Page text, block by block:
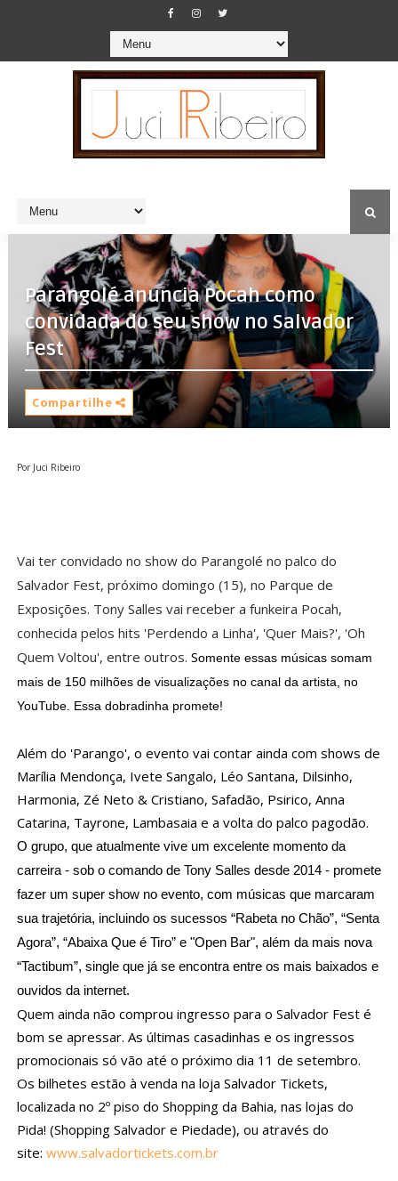
Parangolé anuncia Pocah como
convidada do seu show no Salvador
Fest
Compartilhe
Por Juci Ribeiro
Vai ter convidado no show do Parangolé no palco do
Salvador Fest, próximo domingo (15), no Parque de
Exposições. Tony Salles vai receber a funkeira Pocah,
conhecida pelos hits 'Perdendo a Linha', 'Quer Mais?', 'Oh
Quem Voltou', entre outros. Somente essas músicas somam
mais de 150 milhões de visualizações no canal da artista, no
YouTube. Essa dobradinha promete!
Além do 'Parango', o evento vai contar ainda com shows de
Marília Mendonça, Ivete Sangalo, Léo Santana, Dilsinho,
Harmonia, Zé Neto & Cristiano, Safadão, Psirico, Anna
Catarina, Tayrone, Lambasaia e a volta do palco pagodão.
O grupo, que atualmente vive um excelente momento da
carreira - sob o comando de Tony Salles desde 2014 - promete
fazer um super show no evento, com músicas que marcaram
sua trajetória, incluindo os sucessos “Rabeta no Chão”, “Senta
Agora”, “Abaixa Que é Tiro” e "Open Bar", além da mais nova
“Tactibum”, single que já se encontra entre os mais baixados e
ouvidos da internet.
Quem ainda não comprou ingresso para o Salvador Fest é
bom se apressar. As últimas casadinhas e os ingressos
promocionais só vão até o próximo dia 11 de setembro.
Os bilhetes estão à venda na loja Salvador Tickets,
localizada no 2º piso do Shopping da Bahia, nas lojas do
Pida! (Shopping Salvador e Piedade), ou através do
site: www.salvadortickets.com.br